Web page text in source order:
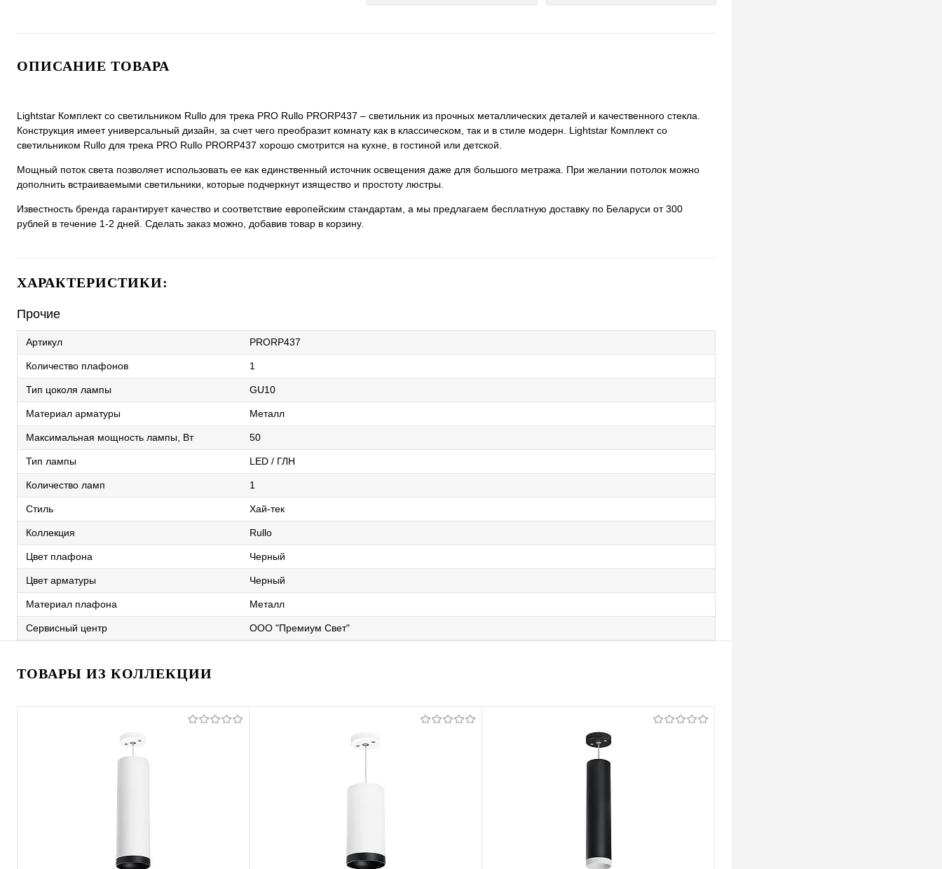
ОПИСАНИЕ ТОВАРА
Lightstar Комплект со светильником Rullo для трека PRO Rullo PRORP437 – светильник из прочных металлических деталей и качественного стекла.
Конструкция имеет универсальный дизайн, за счет чего преобразит комнату как в классическом, так и в стиле модерн. Lightstar Комплект со
светильником Rullo для трека PRO Rullo PRORP437 хорошо смотрится на кухне, в гостиной или детской.
Мощный поток света позволяет использовать ее как единственный источник освещения даже для большого метража. При желании потолок можно
дополнить встраиваемыми светильники, которые подчеркнут изящество и простоту люстры.
Известность бренда гарантирует качество и соответствие европейским стандартам, а мы предлагаем бесплатную доставку по Беларуси от 300
рублей в течение 1-2 дней. Сделать заказ можно, добавив товар в корзину.
ХАРАКТЕРИСТИКИ:
Прочие
Артикул PRORP437
Количество плафонов 1
Тип цоколя лампы GU10
Материал арматуры Металл
Максимальная мощность лампы, Вт 50
Тип лампы LED / ГЛН
Количество ламп 1
Стиль Хай-тек
Коллекция Rullo
Цвет плафона Черный
Цвет арматуры Черный
Материал плафона Металл
Сервисный центр ООО "Премиум Свет"
ТОВАРЫ ИЗ КОЛЛЕКЦИИ